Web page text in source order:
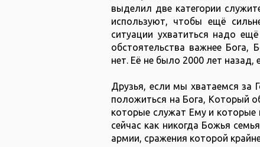
выделил две категории
используют, чтобы ещё
ситуации ухватиться надо
обстоятельства важнее Бога,
нет. Её не было 2000 лет назад,
Друзья, если мы хватаемся
положиться на Бога, Который
которые служат Ему и которые
сейчас как никогда Божья
армии, сражения которой